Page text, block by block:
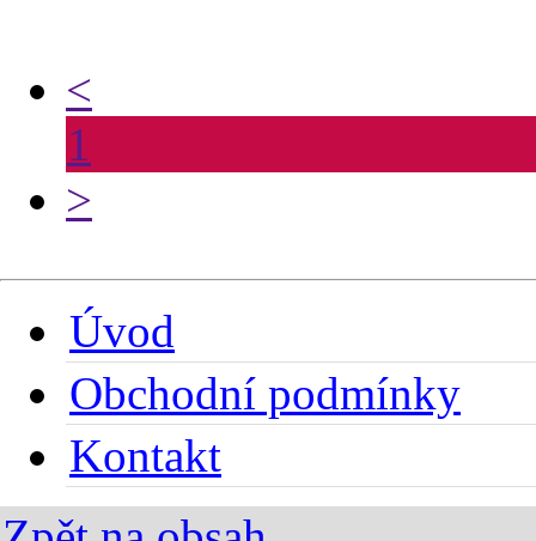
<
1
>
Úvod
Obchodní podmínky
Kontakt